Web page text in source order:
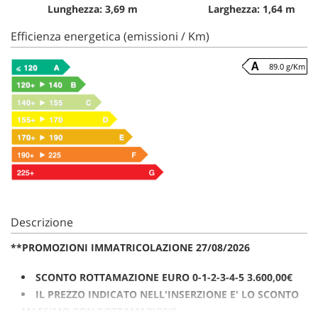
Lunghezza: 3,69 m Larghezza: 1,64 m
Efficienza energetica (emissioni / Km)
89.0 g/Km
Descrizione
**PROMOZIONI IMMATRICOLAZIONE 27/08/2026
SCONTO ROTTAMAZIONE EURO 0-1-2-3-4-5 3.600,00€
IL PREZZO INDICATO NELL'INSERZIONE E' LO SCONTO